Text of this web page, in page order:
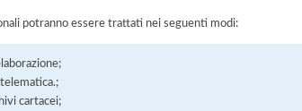
potranno essere trattati nei seguenti modi:
cartacei;